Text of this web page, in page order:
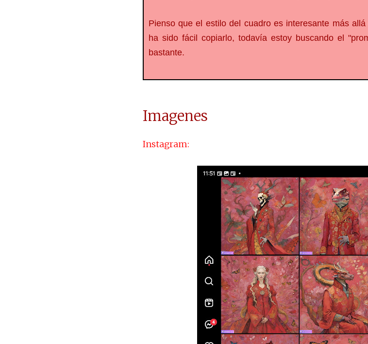
Pienso que el estilo del cuadro es interesante más
ha sido fácil copiarlo, todavía estoy buscando el
bastante.
Imagenes
Instagram: